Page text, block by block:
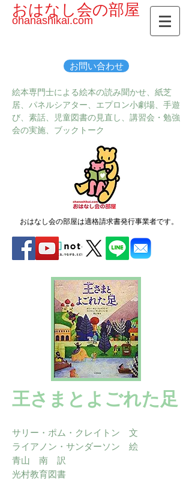
おはなし会の部屋
ohanashikai.com
お問い合わせ
絵本専門士による絵本の読み聞かせ、紙芝
居、パネルシアター、エプロン小劇場、手遊
び、素話、児童図書の見直し、講習会・勉強
会の実施、ブックトーク
おはなし会の部屋は適格請求書発行事業者です。
王さまとよごれた足
サリー・ポム・クレイトン 文
ライアノン・サンダーソン 絵
青山 南 訳
光村教育図書